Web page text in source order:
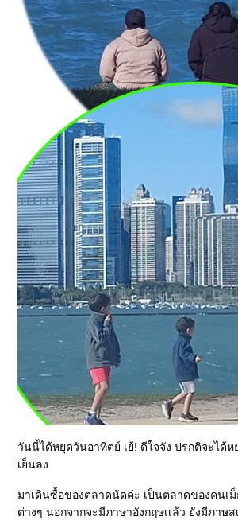
วันนี้ได้หยุดวันอาทิตย์ เย้! ดีใจจัง ปรกติจะได้
เย็นลง
มาเดินซื้อของตลาดนัดค่ะ เป็นตลาดของคนเ
ต่างๆ นอกจากจะมีภาษาอังกฤษเเล้ว ยังมีภาษ